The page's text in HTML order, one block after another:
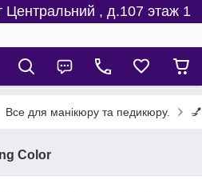
Центральний , д.107 этаж 1
Все для манікюру та педикюру.
Color